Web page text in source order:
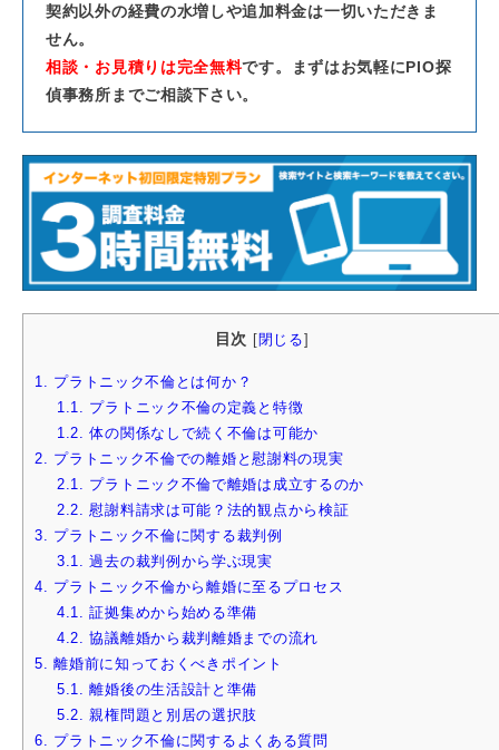
契約以外の経費の水増しや追加料金は一切いただきま
せん。
相談・お見積りは完全無料です。まずはお気軽にPIO探
偵事務所までご相談下さい。
目次 閉じる
1.
プラトニック不倫とは何か？
1.1.
プラトニック不倫の定義と特徴
1.2.
体の関係なしで続く不倫は可能か
2.
プラトニック不倫での離婚と慰謝料の現実
2.1.
プラトニック不倫で離婚は成立するのか
2.2.
慰謝料請求は可能？法的観点から検証
3.
プラトニック不倫に関する裁判例
3.1.
過去の裁判例から学ぶ現実
4.
プラトニック不倫から離婚に至るプロセス
4.1.
証拠集めから始める準備
4.2.
協議離婚から裁判離婚までの流れ
5.
離婚前に知っておくべきポイント
5.1.
離婚後の生活設計と準備
5.2.
親権問題と別居の選択肢
6.
プラトニック不倫に関するよくある質問